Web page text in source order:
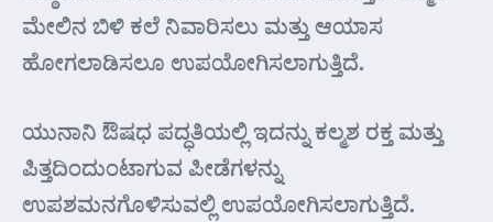
ಮೇಲಿನ ಬಿಳಿ ಕಲೆ ನಿವಾರಿಸಲು ಮತ್ತು ಆಯಾಸ
ಹೋಗಲಾಡಿಸಲೂ ಉಪಯೋಗಿಸಲಾಗುತ್ತಿದೆ.
ಯುನಾನಿ ಔಷಧ ಪದ್ಧತಿಯಲ್ಲಿ ಇದನ್ನು ಕಲ್ಮಶ ರಕ್ತ ಮತ್ತು
ಪಿತ್ತದಿಂದುಂಟಾಗುವ ಪೀಡೆಗಳನ್ನು
ಉಪಶಮನಗೊಳಿಸುವಲ್ಲಿ ಉಪಯೋಗಿಸಲಾಗುತ್ತಿದೆ.